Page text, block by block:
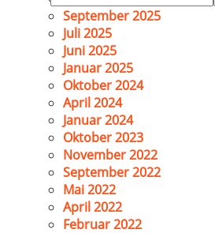
nach:
September 2025
Juli 2025
Juni 2025
Januar 2025
Oktober 2024
April 2024
Januar 2024
Oktober 2023
November 2022
September 2022
Mai 2022
April 2022
Februar 2022